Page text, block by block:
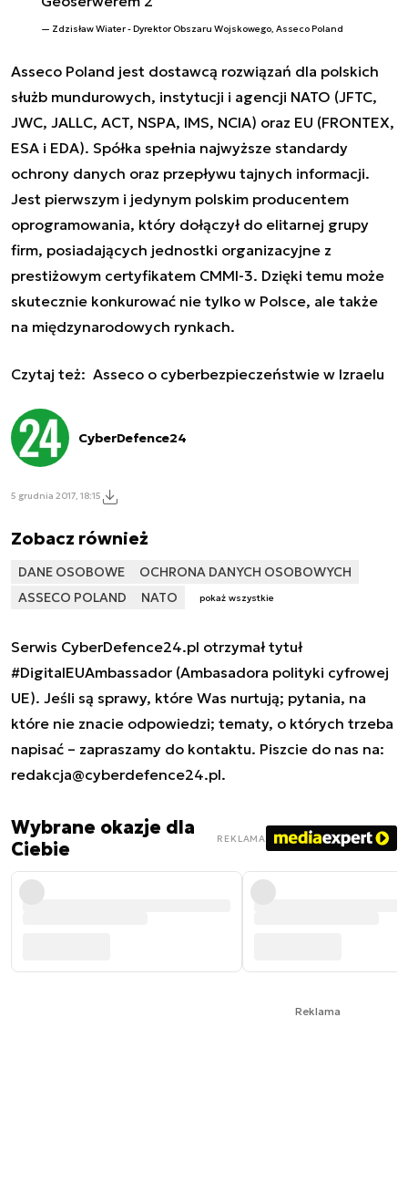
Zdzisław Wiater - Dyrektor Obszaru Wojskowego, Asseco Poland
Asseco Poland jest dostawcą rozwiązań dla polskich
służb mundurowych, instytucji i agencji NATO (JFTC,
JWC, JALLC, ACT, NSPA, IMS, NCIA) oraz EU (FRONTEX,
ESA i EDA). Spółka spełnia najwyższe standardy
ochrony danych oraz przepływu tajnych informacji.
Jest pierwszym i jedynym polskim producentem
oprogramowania, który dołączył do elitarnej grupy
firm, posiadających jednostki organizacyjne z
prestiżowym certyfikatem CMMI-3. Dzięki temu może
skutecznie konkurować nie tylko w Polsce, ale także
na międzynarodowych rynkach.
Czytaj też: Asseco o cyberbezpieczeństwie w Izraelu
CyberDefence24
5 grudnia 2017, 18:15
Zobacz również
DANE OSOBOWE
OCHRONA DANYCH OSOBOWYCH
ASSECO POLAND
NATO pokaż wszystkie
Serwis CyberDefence24.pl otrzymał tytuł
#DigitalEUAmbassador (Ambasadora polityki cyfrowej
UE). Jeśli są sprawy, które Was nurtują; pytania, na
które nie znacie odpowiedzi; tematy, o których trzeba
napisać – zapraszamy do kontaktu. Piszcie do nas na:
redakcja@cyberdefence24.pl.
Wybrane okazje dla
Ciebie
REKLAMA
Reklama